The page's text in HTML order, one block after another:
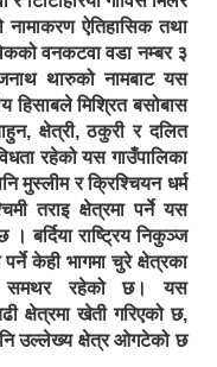
ऐतिहासिक तथा
वनकटवा वडा नम्बर ३
थारुको नामबाट यस
हिसाबले मिश्रित बसोबास
क्षेत्री, ठकुरी र दलित
रहेको यस गाउँपालिका
मुस्लीम र क्रिश्चियन धर्म
तराइ क्षेत्रमा पर्ने यस
बर्दिया राष्ट्रिय निकुञ्ज
केही भागमा चुरे क्षेत्रका
समथर रहेको छ। यस
क्षेत्रमा खेती गरिएको छ,
उल्लेख्य क्षेत्र ओगटेको छ